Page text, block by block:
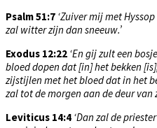
Psalm 51:7 ‘Zuiver mij met
zal witter zijn dan sneeuw.’
Exodus 12:22 ‘En gij zult een
bloed dopen dat [in] het bekken
zijstijlen met het bloed dat in het
zal tot de morgen aan de deur
Leviticus 14:4 ‘Dan zal de